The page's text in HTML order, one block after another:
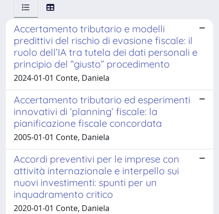
Accertamento tributario e modelli
predittivi del rischio di evasione fiscale: il
ruolo dell’IA tra tutela dei dati personali e
principio del “giusto” procedimento
2024-01-01 Conte, Daniela
Accertamento tributario ed esperimenti
innovativi di ‘planning’ fiscale: la
pianificazione fiscale concordata
2005-01-01 Conte, Daniela
Accordi preventivi per le imprese con
attività internazionale e interpello sui
nuovi investimenti: spunti per un
inquadramento critico
2020-01-01 Conte, Daniela